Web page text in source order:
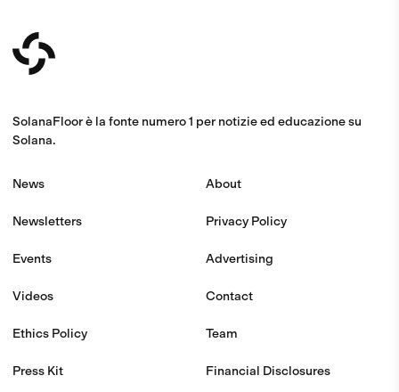
SolanaFloor è la fonte numero 1 per notizie ed educazione su
Solana.
News
Newsletters
Events
Videos
Ethics Policy
Press Kit
About
Privacy Policy
Advertising
Contact
Team
Financial Disclosures